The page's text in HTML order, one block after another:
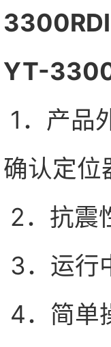
YT-3300
1．产品
确认定位
2．抗震
3．运行
4．简单